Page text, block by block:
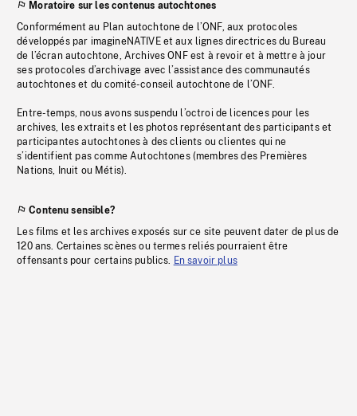
Moratoire sur les contenus autochtones
Conformément au Plan autochtone de l’ONF, aux protocoles
développés par imagineNATIVE et aux lignes directrices du Bureau
de l’écran autochtone, Archives ONF est à revoir et à mettre à jour
ses protocoles d’archivage avec l’assistance des communautés
autochtones et du comité-conseil autochtone de l’ONF.
Entre-temps, nous avons suspendu l’octroi de licences pour les
archives, les extraits et les photos représentant des participants et
participantes autochtones à des clients ou clientes qui ne
s’identifient pas comme Autochtones (membres des Premières
Nations, Inuit ou Métis).
Contenu sensible?
Les films et les archives exposés sur ce site peuvent dater de plus de
120 ans. Certaines scènes ou termes reliés pourraient être
offensants pour certains publics. En savoir plus